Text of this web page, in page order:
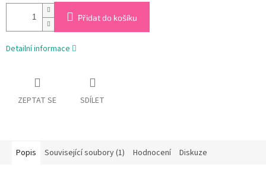
Přidat do košíku
Detailní informace
ZEPTAT SE SDÍLET
Popis Související soubory (1) Hodnocení Diskuze